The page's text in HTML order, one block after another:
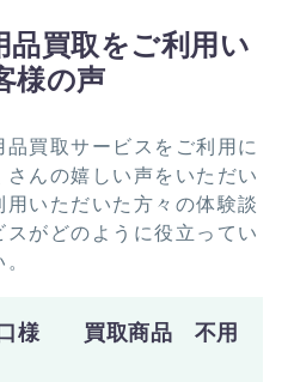
品買取をご利用い
様の声
買取サービスをご利用に
んの嬉しい声をいただい
いただいた方々の体験談
がどのように役立ってい
口様 買取商品 不用